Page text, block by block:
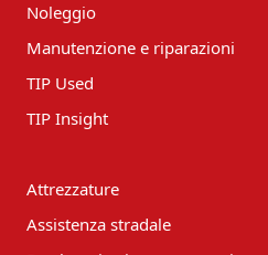
Noleggio
Manutenzione e riparazioni
TIP Used
TIP Insight
Attrezzature
Assistenza stradale